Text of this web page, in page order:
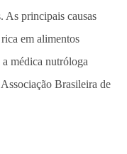
As principais causas
em alimentos
médica nutróloga
Brasileira de